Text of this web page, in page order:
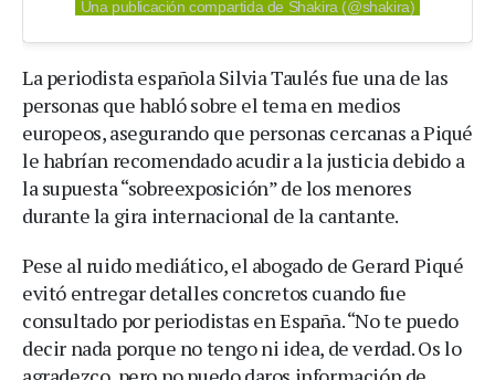
Una publicación compartida de Shakira (@shakira)
La periodista española Silvia Taulés fue una de las
personas que habló sobre el tema en medios
europeos, asegurando que personas cercanas a Piqué
le habrían recomendado acudir a la justicia debido a
la supuesta “sobreexposición” de los menores
durante la gira internacional de la cantante.
Pese al ruido mediático, el abogado de Gerard Piqué
evitó entregar detalles concretos cuando fue
consultado por periodistas en España. “No te puedo
decir nada porque no tengo ni idea, de verdad. Os lo